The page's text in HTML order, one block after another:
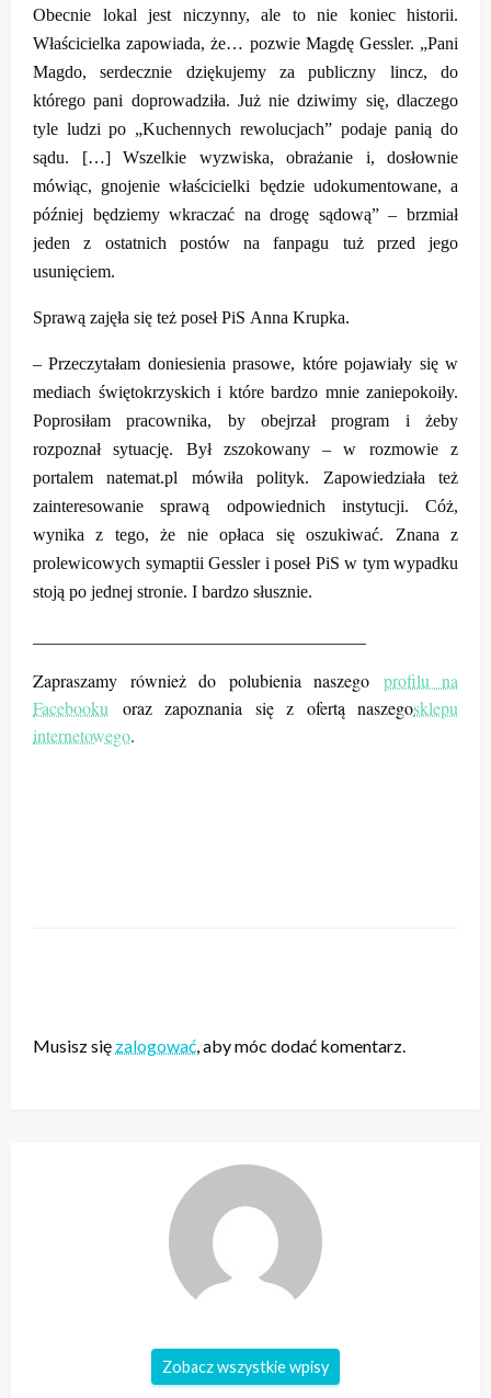
Obecnie lokal jest niczynny, ale to nie koniec historii.
Właścicielka zapowiada, że… pozwie Magdę Gessler. „Pani
Magdo, serdecznie dziękujemy za publiczny lincz, do
którego pani doprowadziła. Już nie dziwimy się, dlaczego
tyle ludzi po „Kuchennych rewolucjach” podaje panią do
sądu. […] Wszelkie wyzwiska, obrażanie i, dosłownie
mówiąc, gnojenie właścicielki będzie udokumentowane, a
później będziemy wkraczać na drogę sądową” – brzmiał
jeden z ostatnich postów na fanpagu tuż przed jego
usunięciem.
Sprawą zajęła się też poseł PiS Anna Krupka.
– Przeczytałam doniesienia prasowe, które pojawiały się w
mediach świętokrzyskich i które bardzo mnie zaniepokoiły.
Poprosiłam pracownika, by obejrzał program i żeby
rozpoznał sytuację. Był zszokowany – w rozmowie z
portalem natemat.pl mówiła polityk. Zapowiedziała też
zainteresowanie sprawą odpowiednich instytucji. Cóż,
wynika z tego, że nie opłaca się oszukiwać. Znana z
prolewicowych symaptii Gessler i poseł PiS w tym wypadku
stoją po jednej stronie. I bardzo słusznie.
Zapraszamy również do polubienia naszego profilu na
Facebooku oraz zapoznania się z ofertą naszegosklepu
internetowego.
Musisz się zalogować, aby móc dodać komentarz.
Zobacz wszystkie wpisy